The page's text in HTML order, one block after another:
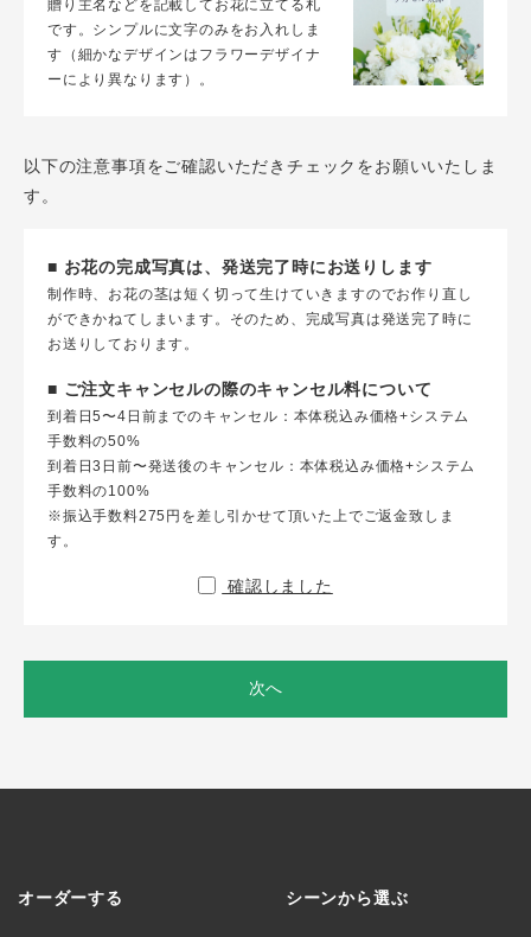
贈り主名などを記載してお花に立てる札
です。シンプルに文字のみをお入れしま
す（細かなデザインはフラワーデザイナ
ーにより異なります）。
以下の注意事項をご確認いただきチェックをお願いいたしま
す。
■ お花の完成写真は、発送完了時にお送りします
制作時、お花の茎は短く切って生けていきますのでお作り直し
ができかねてしまいます。そのため、完成写真は発送完了時に
お送りしております。
■ ご注文キャンセルの際のキャンセル料について
到着日5〜4日前までのキャンセル：本体税込み価格+システム
手数料の50%
到着日3日前〜発送後のキャンセル：本体税込み価格+システム
手数料の100%
※振込手数料275円を差し引かせて頂いた上でご返金致しま
す。
確認しました
次へ
オーダーする シーンから選ぶ